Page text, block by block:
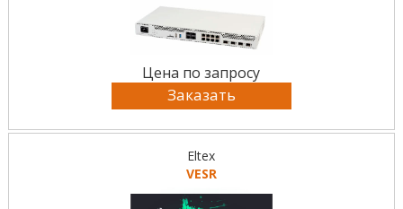
Цена по запросу
Заказать
Eltex
VESR